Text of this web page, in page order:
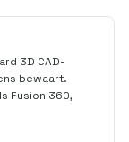
3D CAD-
bewaart.
Fusion 360,